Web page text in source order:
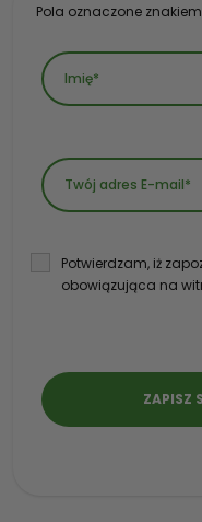
Pola oznaczone znakiem
Potwierdzam, iż
obowiązująca na